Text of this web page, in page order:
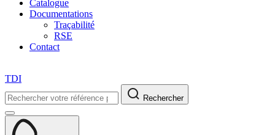
Catalogue
Documentations
Traçabilité
RSE
Contact
TDI
Rechercher